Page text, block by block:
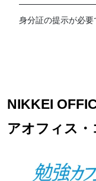
身分証の提示が必要
NIKKEI
アオフィス